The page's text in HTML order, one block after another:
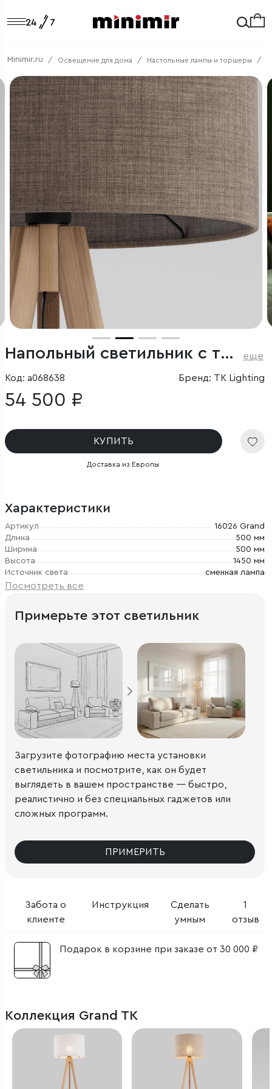
Minimir.ru Освещение для дома Настольные лампы и торшеры
Напольный светильник с тканевым абажуром еще
Код: a068638 Бренд: TK Lighting
54 500 ₽
КУПИТЬ
Доставка из Европы
Характеристики
Артикул
16026 Grand
Длина
500 мм
Ширина
500 мм
Высота
1450 мм
Источник света
сменная лампа
Посмотреть все
Забота о
клиенте
Инструкция
Сделать
умным
1
отзыв
Подарок в корзине при заказе от 30 000 ₽
Примерьте этот светильник
Загрузите фотографию места установки
светильника и посмотрите, как он будет
выглядеть в вашем пространстве — быстро,
реалистично и без специальных гаджетов или
сложных программ.
ПРИМЕРИТЬ
Коллекция Grand TK